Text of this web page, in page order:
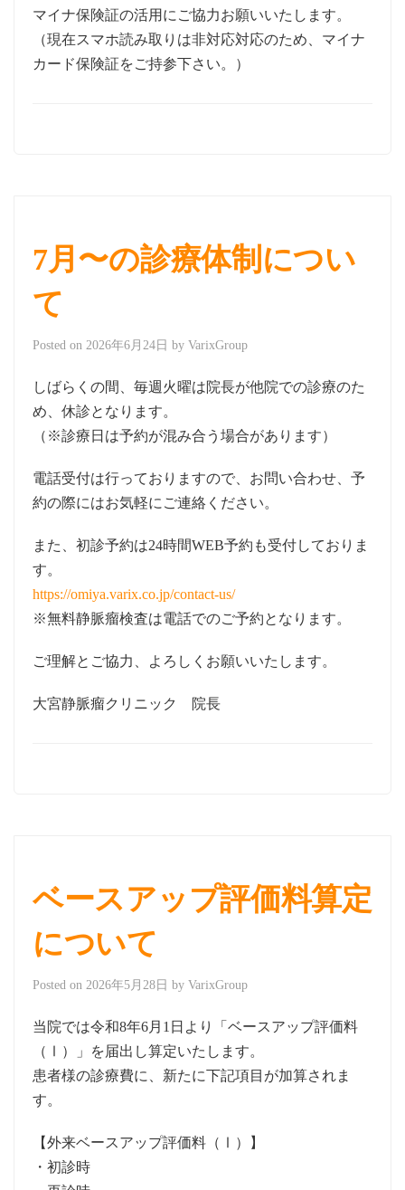
マイナ保険証の活用にご協力お願いいたします。
（現在スマホ読み取りは非対応対応のため、マイナ
カード保険証をご持参下さい。）
7月〜の診療体制につい
て
Posted on 2026年6月24日 by VarixGroup
しばらくの間、毎週火曜は院長が他院での診療のた
め、休診となります。
（※診療日は予約が混み合う場合があります）
電話受付は行っておりますので、お問い合わせ、予
約の際にはお気軽にご連絡ください。
また、初診予約は24時間WEB予約も受付しておりま
す。
https://omiya.varix.co.jp/contact-us/
※無料静脈瘤検査は電話でのご予約となります。
ご理解とご協力、よろしくお願いいたします。
大宮静脈瘤クリニック 院長
ベースアップ評価料算定
について
Posted on 2026年5月28日 by VarixGroup
当院では令和8年6月1日より「ベースアップ評価料
（Ⅰ）」を届出し算定いたします。
患者様の診療費に、新たに下記項目が加算されま
す。
【外来ベースアップ評価料（Ⅰ）】
・初診時